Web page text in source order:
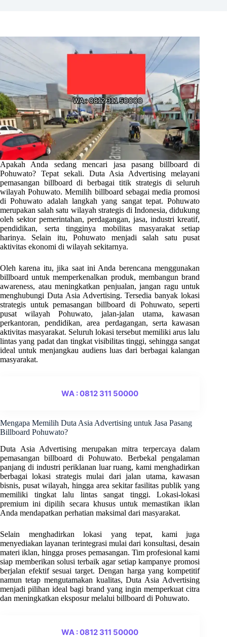
Apakah Anda sedang mencari jasa pasang billboard di
Pohuwato? Tepat sekali. Duta Asia Advertising melayani
pemasangan billboard di berbagai titik strategis di seluruh
wilayah Pohuwato. Memilih billboard sebagai media promosi
di Pohuwato adalah langkah yang sangat tepat. Pohuwato
merupakan salah satu wilayah strategis di Indonesia, didukung
oleh sektor pemerintahan, perdagangan, jasa, industri kreatif,
pendidikan, serta tingginya mobilitas masyarakat setiap
harinya. Selain itu, Pohuwato menjadi salah satu pusat
aktivitas ekonomi di wilayah sekitarnya.
Oleh karena itu, jika saat ini Anda berencana menggunakan
billboard untuk memperkenalkan produk, membangun brand
awareness, atau meningkatkan penjualan, jangan ragu untuk
menghubungi Duta Asia Advertising. Tersedia banyak lokasi
strategis untuk pemasangan billboard di Pohuwato, seperti
pusat wilayah Pohuwato, jalan-jalan utama, kawasan
perkantoran, pendidikan, area perdagangan, serta kawasan
aktivitas masyarakat. Seluruh lokasi tersebut memiliki arus lalu
lintas yang padat dan tingkat visibilitas tinggi, sehingga sangat
ideal untuk menjangkau audiens luas dari berbagai kalangan
masyarakat.
WA : 0812 311 50000
Mengapa Memilih Duta Asia Advertising untuk Jasa Pasang
Billboard Pohuwato?
Duta Asia Advertising merupakan mitra terpercaya dalam
pemasangan billboard di Pohuwato. Berbekal pengalaman
panjang di industri periklanan luar ruang, kami menghadirkan
berbagai lokasi strategis mulai dari jalan utama, kawasan
bisnis, pusat wilayah, hingga area sekitar fasilitas publik yang
memiliki tingkat lalu lintas sangat tinggi. Lokasi-lokasi
premium ini dipilih secara khusus untuk memastikan iklan
Anda mendapatkan perhatian maksimal dari masyarakat.
Selain menghadirkan lokasi yang tepat, kami juga
menyediakan layanan terintegrasi mulai dari konsultasi, desain
materi iklan, hingga proses pemasangan. Tim profesional kami
siap memberikan solusi terbaik agar setiap kampanye promosi
berjalan efektif sesuai target. Dengan harga yang kompetitif
namun tetap mengutamakan kualitas, Duta Asia Advertising
menjadi pilihan ideal bagi brand yang ingin memperkuat citra
dan meningkatkan eksposur melalui billboard di Pohuwato.
WA : 0812 311 50000